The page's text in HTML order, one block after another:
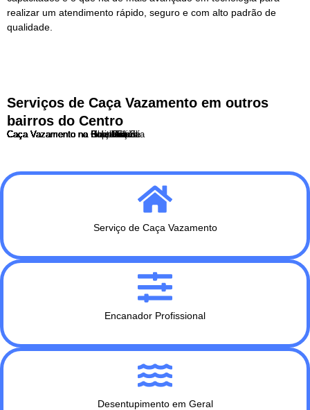
realizar um atendimento rápido, seguro e com alto padrão de
qualidade.
Serviços de Caça Vazamento em outros
bairros do Centro
Caça Vazamento na Barra Funda
Caça Vazamento na Bela Vista
Caça Vazamento no Bom Retiro
Caça Vazamento no Brás
Caça Vazamento no Cambuci
Caça Vazamento na Consolação
Caça Vazamento na Liberdade
Caça Vazamento no Pari
Caça Vazamento na Praça da Sé
Caça Vazamento na Republica
Caça Vazamento na Santa Cecília
Serviço de Caça Vazamento
Encanador Profissional
Desentupimento em Geral